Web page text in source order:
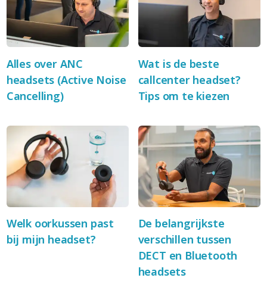
Alles over ANC
headsets (Active Noise
Cancelling)
Wat is de beste
callcenter headset?
Tips om te kiezen
Welk oorkussen past
bij mijn headset?
De belangrijkste
verschillen tussen
DECT en Bluetooth
headsets